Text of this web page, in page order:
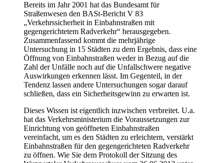
Bereits im Jahr 2001 hat das Bundesamt für
Straßenwesen den BASt-Bericht V 83
„Verkehrssicherheit in Einbahnstraßen mit
gegengerichtetem Radverkehr“ herausgegeben.
Zusammenfassend kommt die mehrjährige
Untersuchung in 15 Städten zu dem Ergebnis, dass eine
Öffnung von Einbahnstraßen weder in Bezug auf die
Zahl der Unfälle noch auf die Unfallschwere negative
Auswirkungen erkennen lässt. Im Gegenteil, in der
Tendenz lassen andere Untersuchungen sogar darauf
schließen, dass ein Sicherheitsgewinn zu erwarten ist.
Dieses Wissen ist eigentlich inzwischen verbreitet. U.a.
hat das Verkehrsministerium die Voraussetzungen zur
Einrichtung von geöffneten Einbahnstraßen
vereinfacht, um es den Städten zu erleichtern, verstärkt
Einbahnstraßen für den gegengerichteten Radverkehr
zu öffnen. Wie Sie dem Protokoll der Sitzung des